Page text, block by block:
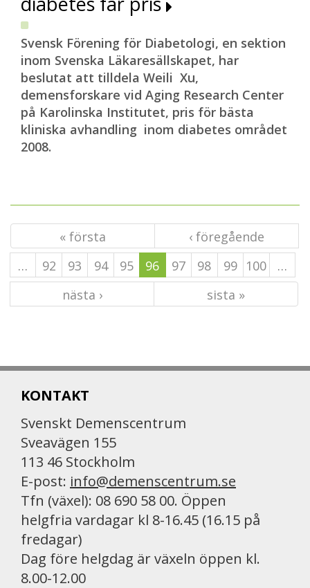
Svensk Förening för Diabetologi, en sektion
inom Svenska Läkaresällskapet, har
beslutat att tilldela Weili Xu,
demensforskare vid Aging Research Center
på Karolinska Institutet, pris för bästa
kliniska avhandling inom diabetes området
2008.
« första
‹ föregående
…
92 93 94 95 96 97 98 99 100
…
nästa ›
sista »
KONTAKT
Svenskt Demenscentrum
Sveavägen 155
113 46 Stockholm
E-post: info@demenscentrum.se
Tfn (växel): 08 690 58 00. Öppen
helgfria vardagar kl 8-16.45 (16.15 på
fredagar)
Dag före helgdag är växeln öppen kl.
8.00-12.00